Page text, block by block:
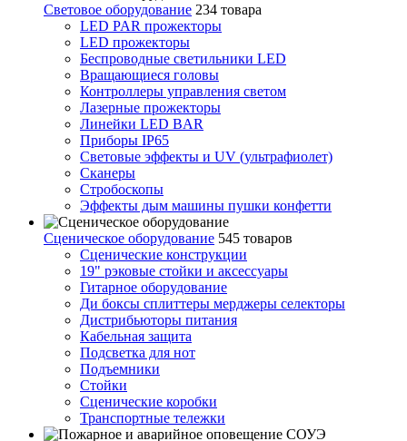
Световое оборудование 234 товара
LED PAR прожекторы
LED прожекторы
Беспроводные светильники LED
Вращающиеся головы
Контроллеры управления светом
Лазерные прожекторы
Линейки LED BAR
Приборы IP65
Световые эффекты и UV (ультрафиолет)
Сканеры
Стробоскопы
Эффекты дым машины пушки конфетти
Сценическое оборудование 545 товаров
Сценические конструкции
19" рэковые стойки и аксесcуары
Гитарное оборудование
Ди боксы сплиттеры мерджеры селекторы
Дистрибьюторы питания
Кабельная защита
Подсветка для нот
Подъемники
Стойки
Сценические коробки
Транспортные тележки